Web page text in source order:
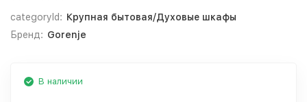
categoryId: Крупная бытовая/Духовые шкафы
Бренд: Gorenje
В наличии